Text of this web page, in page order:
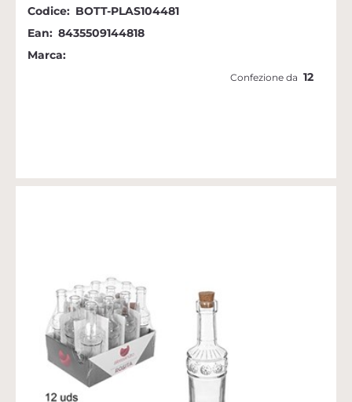
Codice: BOTT-PLAS104481
Ean: 8435509144818
Marca:
Confezione da 12